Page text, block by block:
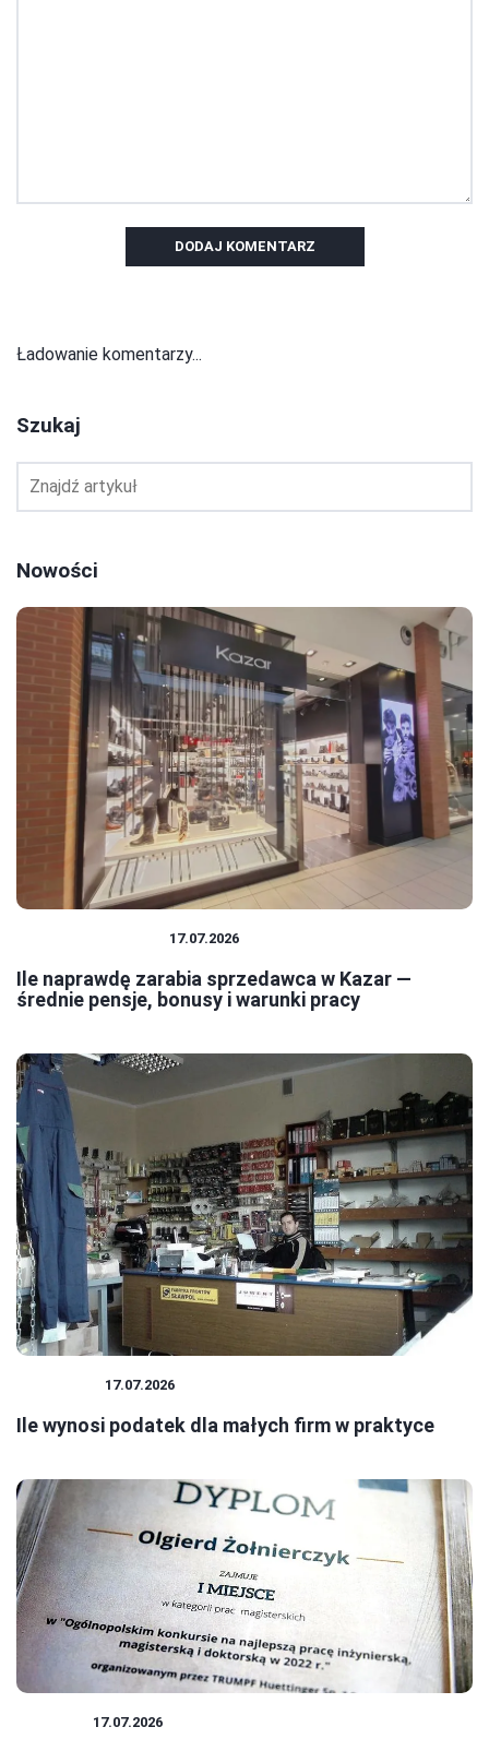
DODAJ KOMENTARZ
Ładowanie komentarzy...
Szukaj
Nowości
17.07.2026
Ile naprawdę zarabia sprzedawca w Kazar —
średnie pensje, bonusy i warunki pracy
17.07.2026
Ile wynosi podatek dla małych firm w praktyce
17.07.2026